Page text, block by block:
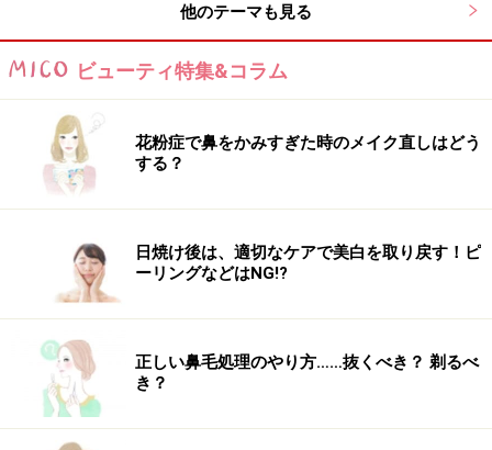
【スタートポジション】
両脚を大きく開いて座りましょう。しっかりお腹を引き
上げて背筋を伸ばし、骨盤を床に立たせるように坐骨を
床に沈めるように。
他のテーマも見る
ビューティ特集&コラム
花粉症で鼻をかみすぎた時のメイク直しはどう
する？
日焼け後は、適切なケアで美白を取り戻す！ピ
ーリングなどはNG!?
正しい鼻毛処理のやり方……抜くべき？ 剃るべ
き？